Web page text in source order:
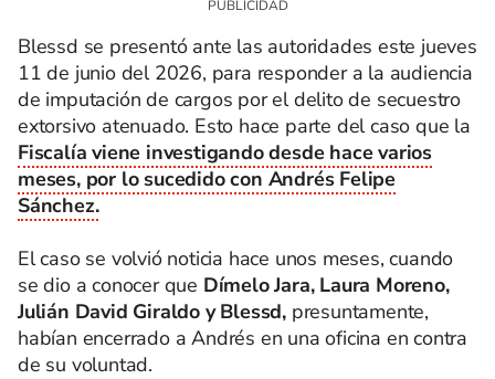
Blessd se presentó ante las autoridades este jueves
11 de junio del 2026, para responder a la audiencia
de imputación de cargos por el delito de secuestro
extorsivo atenuado. Esto hace parte del caso que la
Fiscalía viene investigando desde hace varios
meses, por lo sucedido con Andrés Felipe
Sánchez.
El caso se volvió noticia hace unos meses, cuando
se dio a conocer que Dímelo Jara, Laura Moreno,
Julián David Giraldo y Blessd, presuntamente,
habían encerrado a Andrés en una oficina en contra
de su voluntad.